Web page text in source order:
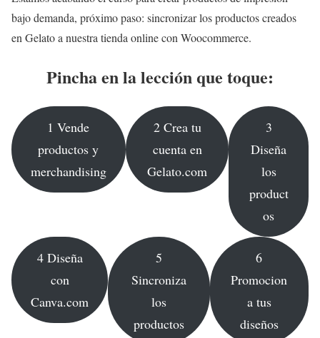
bajo demanda, próximo paso: sincronizar los productos creados
en Gelato a nuestra tienda online con Woocommerce.
Pincha en la lección que toque:
1 Vende
productos y
merchandising
2 Crea tu
cuenta en
Gelato.com
3
Diseña
los
product
os
4 Diseña
con
Canva.com
5
Sincroniza
los
productos
6
Promocion
a tus
diseños